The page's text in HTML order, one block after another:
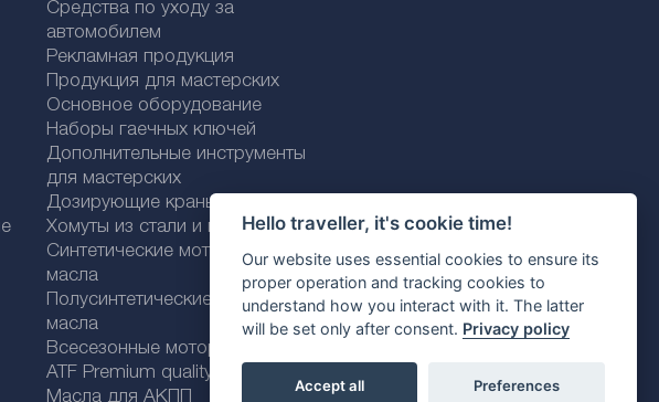
Hello traveller, it's cookie time!
Our website uses essential cookies to ensure its
proper operation and tracking cookies to
understand how you interact with it. The latter
will be set only after consent. Privacy policy
Accept all Preferences
Средства по уходу за
автомобилем
Рекламная продукция
Продукция для мастерских
Основное оборудование
Наборы гаечных ключей
Дополнительные инструменты
для мастерских
Дозирующие краны / трубки
Хомуты из стали и пластика
Синтетические моторные
масла
Полусинтетические моторные
масла
Bсесезонные моторные масла
ATF Premium quality line
Масла для АКПП